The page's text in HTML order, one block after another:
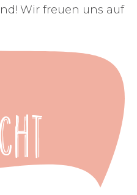
Wir freuen uns auf